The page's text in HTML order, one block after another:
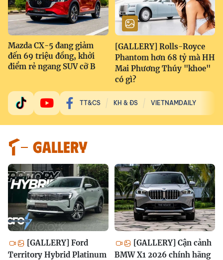
Mazda CX-5 đang giảm
đến 69 triệu đồng, khởi
điểm rẻ ngang SUV cỡ B
[GALLERY] Rolls-Royce
Phantom hơn 68 tỷ mà HH
Mai Phương Thúy "khoe"
có gì?
TT&CS KH & ĐS VIETNAMDAILY
GALLERY
[GALLERY] Ford
Territory Hybrid Platinum
[GALLERY] Cận cảnh
BMW X1 2026 chính hãng